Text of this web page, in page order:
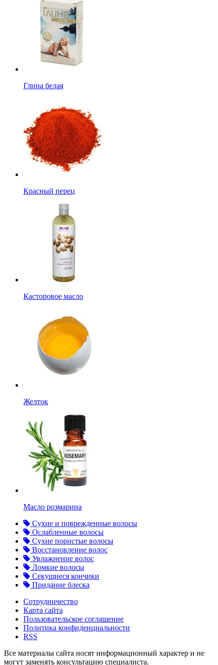
Глина белая
Красный перец
Касторовое масло
Желток
Масло розмарина
Сухие и поврежденные волосы
Ослабленные волосы
Сухие пористые волосы
Восстановление волос
Увлажнение волос
Ломкие волосы
Секущиеся кончики
Придание блеска
Сотрудничество
Карта сайта
Пользовательское соглашение
Политика конфиденциальности
RSS
Все материалы сайта носят информационный характер и не
могут заменять консультацию специалиста.